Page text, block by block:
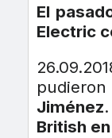
El
Electric
Jiménez
British